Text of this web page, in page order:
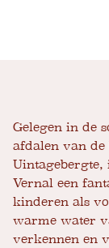
Gelegen in de
afdalen van de
Vernal een
kinderen als
warme water
verkennen en